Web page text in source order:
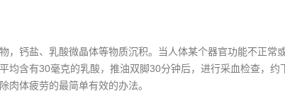
钙盐、乳酸微晶体等物质沉积。当人体某个器官功能不正常
含有30毫克的乳酸，推油双脚30分钟后，进行采血检查，
肉体疲劳的最简单有效的办法。